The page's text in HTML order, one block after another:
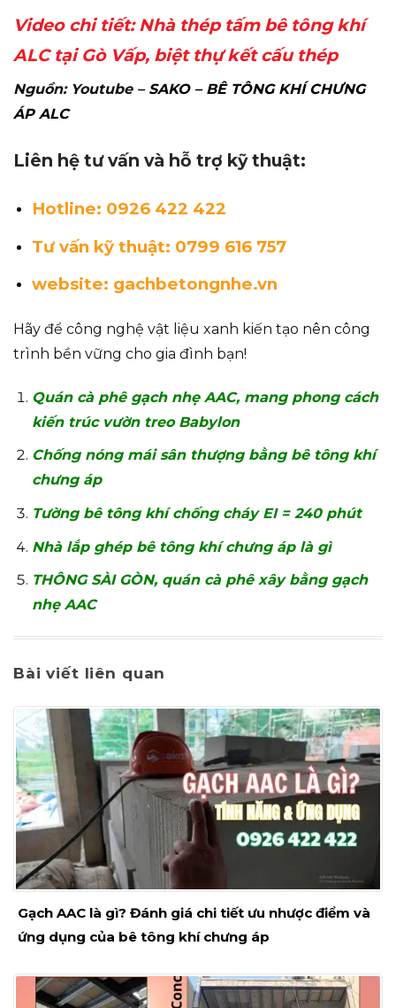
Video chi tiết: Nhà thép tấm bê tông khí
ALC tại Gò Vấp, biệt thự kết cấu thép
Nguồn: Youtube – SAKO – BÊ TÔNG KHÍ CHƯNG
ÁP ALC
Liên hệ tư vấn và hỗ trợ kỹ thuật:
Hotline: 0926 422 422
Tư vấn kỹ thuật: 0799 616 757
website: gachbetongnhe.vn
Hãy để công nghệ vật liệu xanh kiến tạo nên công
trình bền vững cho gia đình bạn!
Quán cà phê gạch nhẹ AAC, mang phong cách
kiến trúc vườn treo Babylon
Chống nóng mái sân thượng bằng bê tông khí
chưng áp
Tường bê tông khí chống cháy EI = 240 phút
Nhà lắp ghép bê tông khí chưng áp là gì
THÔNG SÀI GÒN, quán cà phê xây bằng gạch
nhẹ AAC
Bài viết liên quan
Gạch AAC là gì? Đánh giá chi tiết ưu nhược điểm và
ứng dụng của bê tông khí chưng áp